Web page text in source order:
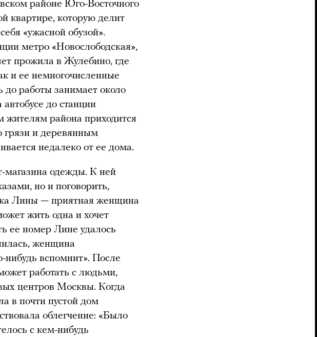
районе Юго-Восточного
квартире, которую делит
«ужасной обузой».
метро «Новослободская»,
прожила в Жулебино, где
и ее немногочисленные
до работы занимает около
до станции
района приходится
грязи и деревянным
недалеко от ее дома.
магазина одежды. К ней
но и поговорить,
Лины — приятная женщина
жить одна и хочет
ее номер Лине удалось
женщина
нибудь вспомнит». После
работать с людьми,
центров Москвы. Когда
в почти пустой дом
облегчение: «Было
с кем-нибудь